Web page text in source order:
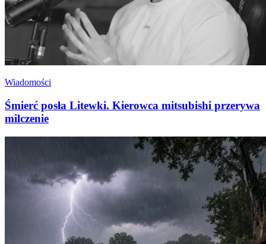
Wiadomości
Śmierć posła Litewki. Kierowca mitsubishi przerywa
milczenie